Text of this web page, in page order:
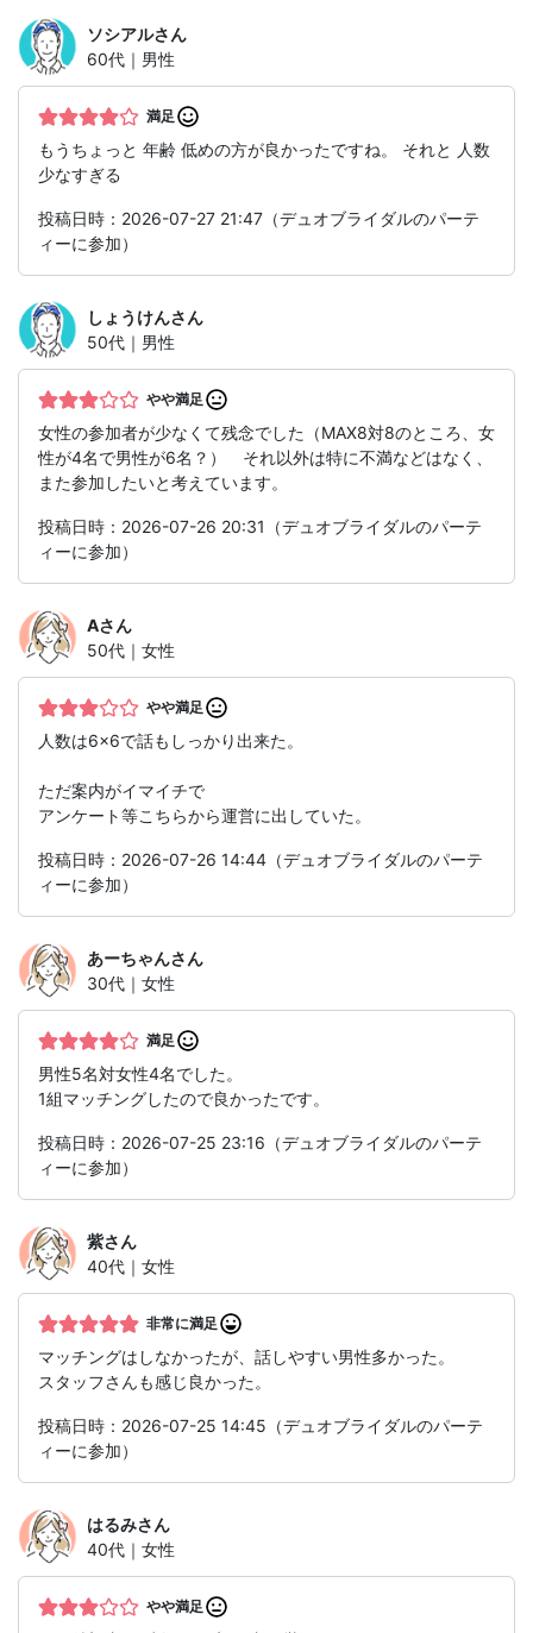
ソシアルさん
60代｜男性
満足
もうちょっと 年齢 低めの方が良かったですね。 それと 人数
少なすぎる
投稿日時：2026-07-27 21:47（デュオブライダルのパーテ
ィーに参加）
しょうけんさん
50代｜男性
やや満足
女性の参加者が少なくて残念でした（MAX8対8のところ、女
性が4名で男性が6名？） それ以外は特に不満などはなく、
また参加したいと考えています。
投稿日時：2026-07-26 20:31（デュオブライダルのパーテ
ィーに参加）
Aさん
50代｜女性
やや満足
人数は6×6で話もしっかり出来た。
ただ案内がイマイチで
アンケート等こちらから運営に出していた。
投稿日時：2026-07-26 14:44（デュオブライダルのパーテ
ィーに参加）
あーちゃんさん
30代｜女性
満足
男性5名対女性4名でした。
1組マッチングしたので良かったです。
投稿日時：2026-07-25 23:16（デュオブライダルのパーテ
ィーに参加）
紫さん
40代｜女性
非常に満足
マッチングはしなかったが、話しやすい男性多かった。
スタッフさんも感じ良かった。
投稿日時：2026-07-25 14:45（デュオブライダルのパーテ
ィーに参加）
はるみさん
40代｜女性
やや満足